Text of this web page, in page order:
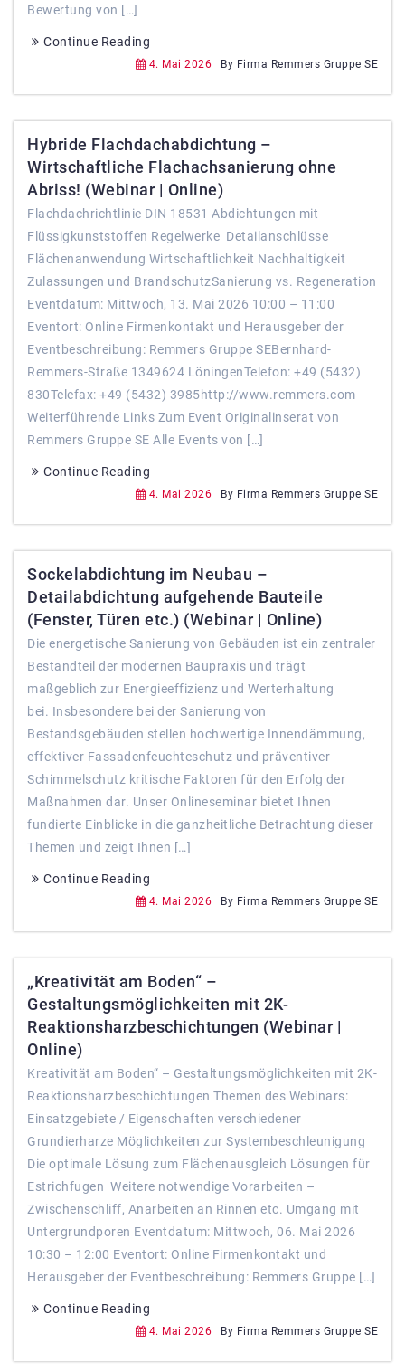
Bewertung von […]
Continue Reading
4. Mai 2026 By Firma Remmers Gruppe SE
Hybride Flachdachabdichtung –
Wirtschaftliche Flachachsanierung ohne
Abriss! (Webinar | Online)
Flachdachrichtlinie DIN 18531 Abdichtungen mit
Flüssigkunststoffen Regelwerke Detailanschlüsse
Flächenanwendung Wirtschaftlichkeit Nachhaltigkeit
Zulassungen und BrandschutzSanierung vs. Regeneration
Eventdatum: Mittwoch, 13. Mai 2026 10:00 – 11:00
Eventort: Online Firmenkontakt und Herausgeber der
Eventbeschreibung: Remmers Gruppe SEBernhard-
Remmers-Straße 1349624 LöningenTelefon: +49 (5432)
830Telefax: +49 (5432) 3985http://www.remmers.com
Weiterführende Links Zum Event Originalinserat von
Remmers Gruppe SE Alle Events von […]
Continue Reading
4. Mai 2026 By Firma Remmers Gruppe SE
Sockelabdichtung im Neubau –
Detailabdichtung aufgehende Bauteile
(Fenster, Türen etc.) (Webinar | Online)
Die energetische Sanierung von Gebäuden ist ein zentraler
Bestandteil der modernen Baupraxis und trägt
maßgeblich zur Energieeffizienz und Werterhaltung
bei. Insbesondere bei der Sanierung von
Bestandsgebäuden stellen hochwertige Innendämmung,
effektiver Fassadenfeuchteschutz und präventiver
Schimmelschutz kritische Faktoren für den Erfolg der
Maßnahmen dar. Unser Onlineseminar bietet Ihnen
fundierte Einblicke in die ganzheitliche Betrachtung dieser
Themen und zeigt Ihnen […]
Continue Reading
4. Mai 2026 By Firma Remmers Gruppe SE
„Kreativität am Boden“ –
Gestaltungsmöglichkeiten mit 2K-
Reaktionsharzbeschichtungen (Webinar |
Online)
Kreativität am Boden“ – Gestaltungsmöglichkeiten mit 2K-
Reaktionsharzbeschichtungen Themen des Webinars:
Einsatzgebiete / Eigenschaften verschiedener
Grundierharze Möglichkeiten zur Systembeschleunigung
Die optimale Lösung zum Flächenausgleich Lösungen für
Estrichfugen Weitere notwendige Vorarbeiten –
Zwischenschliff, Anarbeiten an Rinnen etc. Umgang mit
Untergrundporen Eventdatum: Mittwoch, 06. Mai 2026
10:30 – 12:00 Eventort: Online Firmenkontakt und
Herausgeber der Eventbeschreibung: Remmers Gruppe […]
Continue Reading
4. Mai 2026 By Firma Remmers Gruppe SE